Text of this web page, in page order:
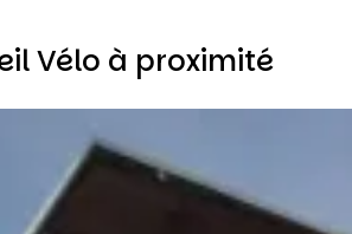
Vélo à proximité